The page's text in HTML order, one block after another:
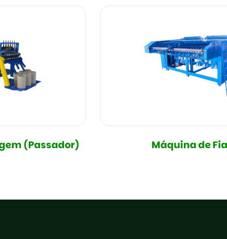
(Passador) Máquina de